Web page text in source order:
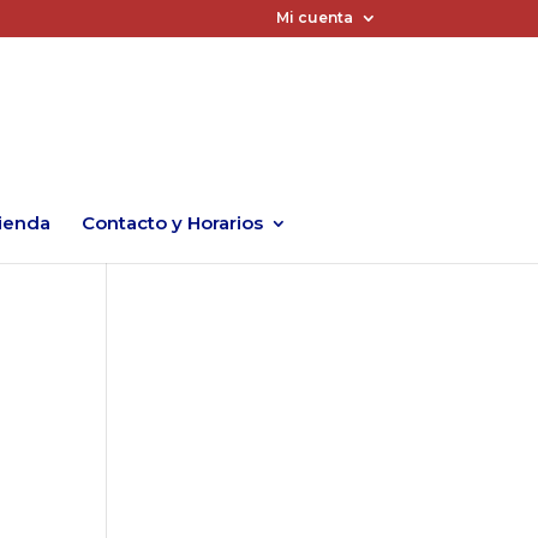
Mi cuenta
Contacto y Horarios